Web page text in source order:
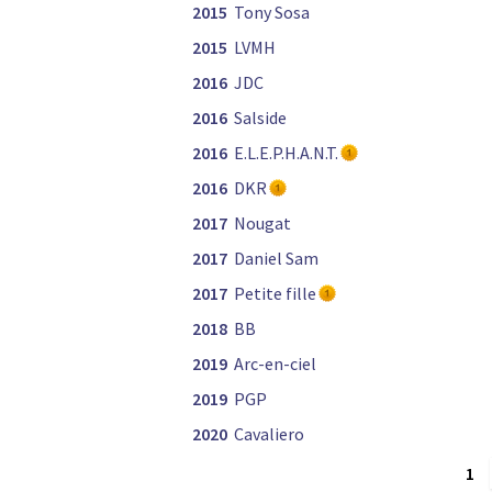
2015 Tony Sosa
2015 LVMH
2016 JDC
2016 Salside
2016 E.L.E.P.H.A.N.T.
2016 DKR
2017 Nougat
2017 Daniel Sam
2017 Petite fille
2018 BB
2019 Arc-en-ciel
2019 PGP
2020 Cavaliero
1